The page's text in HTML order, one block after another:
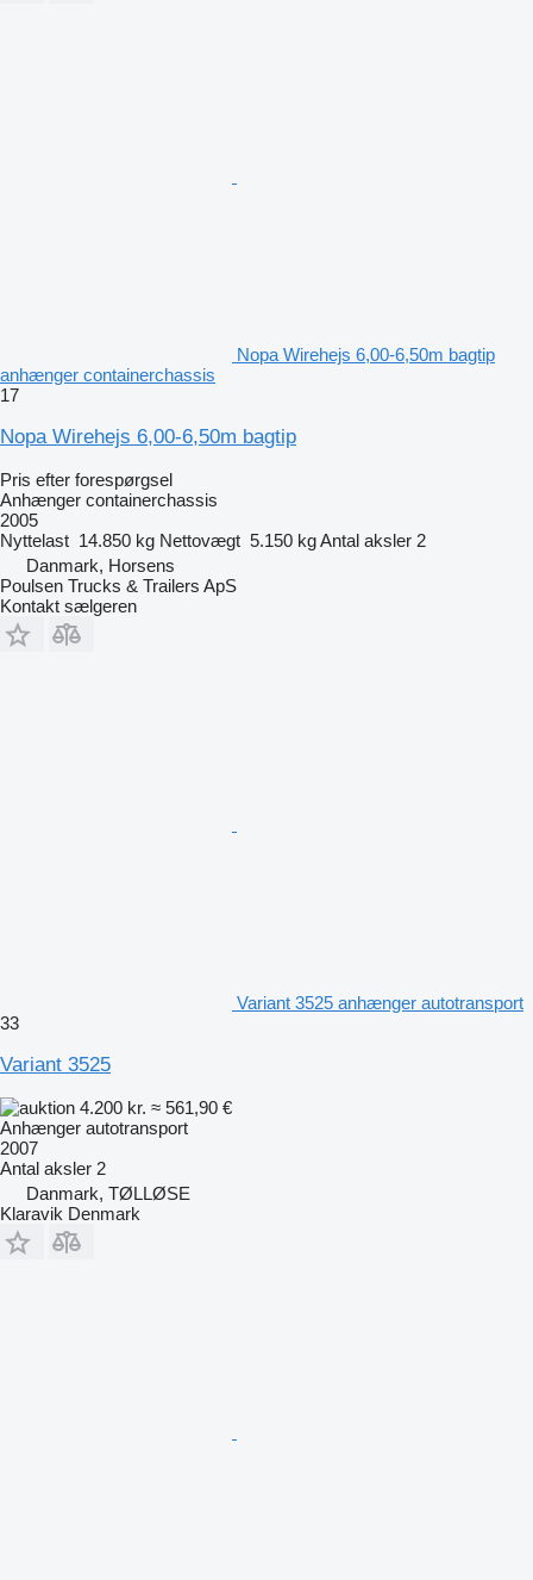
Nopa Wirehejs 6,00-6,50m bagtip
anhænger containerchassis
17
Nopa Wirehejs 6,00-6,50m bagtip
Pris efter forespørgsel
Anhænger containerchassis
2005
Nyttelast 14.850 kg Nettovægt 5.150 kgAntal aksler 2
Danmark, Horsens
Poulsen Trucks & Trailers ApS
Kontakt sælgeren
Variant 3525 anhænger autotransport
33
Variant 3525
4.200 kr. ≈ 561,90 €
Anhænger autotransport
2007
Antal aksler 2
Danmark, TØLLØSE
Klaravik Denmark